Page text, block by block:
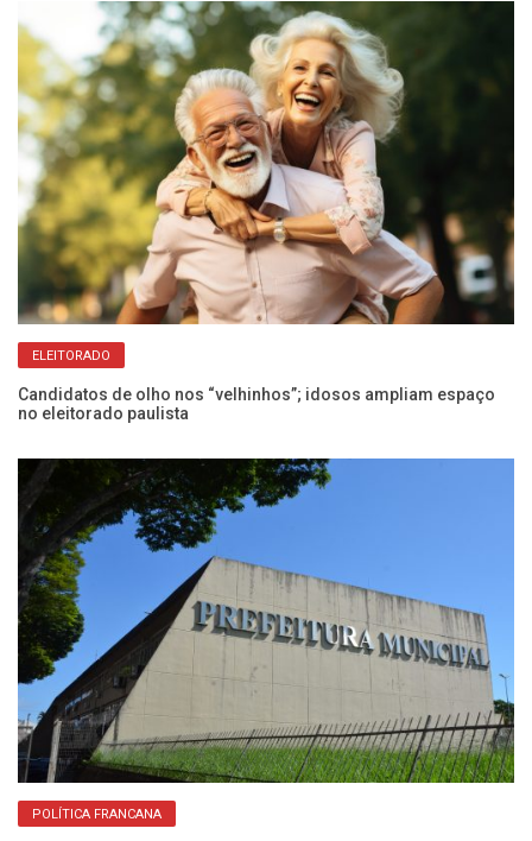
ELEITORADO
Candidatos de olho nos “velhinhos”; idosos ampliam espaço
no eleitorado paulista
POLÍTICA FRANCANA